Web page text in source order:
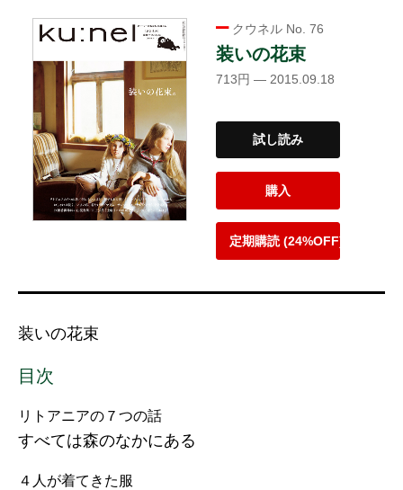
クウネル No. 76
装いの花束
713円 — 2015.09.18
試し読み
購入
定期購読 (24%OFF)
装いの花束
目次
リトアニアの７つの話
すべては森のなかにある
４人が着てきた服